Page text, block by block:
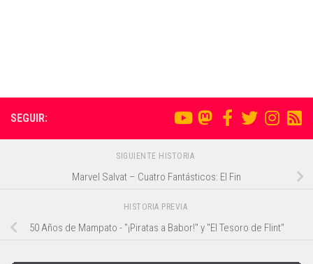
SEGUIR:
SIGUIENTE HISTORIA
Marvel Salvat – Cuatro Fantásticos: El Fin
HISTORIA PREVIA
50 Años de Mampato - "¡Piratas a Babor!" y "El Tesoro de Flint"